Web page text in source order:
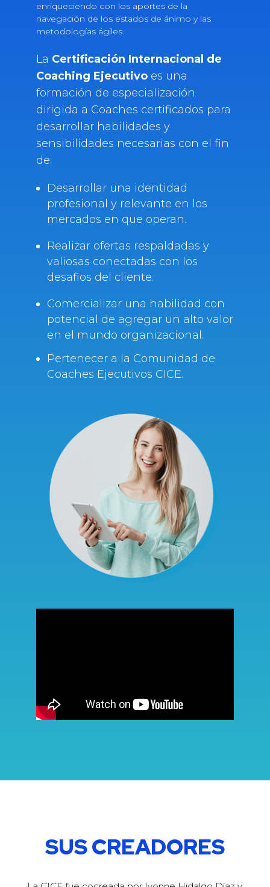
enriqueciendo con los aportes de la
navegación de los estados de ánimo y las
metodologías ágiles.
La Certificación Internacional de
Coaching Ejecutivo es una
formación de especialización
dirigida a Coaches certificados para
desarrollar habilidades y
sensibilidades necesarias con el fin
de:
Desarrollar una identidad
profesional y relevante en los
mercados en que operan.
Realizar ofertas respaldadas y
valiosas conectadas con los
desafios del cliente.
Comercializar una habilidad con
potencial de agregar un alto valor
en el mundo organizacional.
Pertenecer a la Comunidad de
Coaches Ejecutivos CICE.
SUS CREADORES